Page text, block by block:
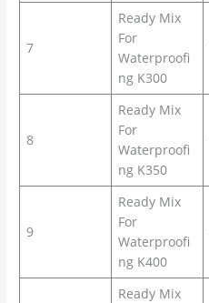
7
Ready Mix
For
Waterproofi
ng K300
8
Ready Mix
For
Waterproofi
ng K350
9
Ready Mix
For
Waterproofi
ng K400
Ready Mix